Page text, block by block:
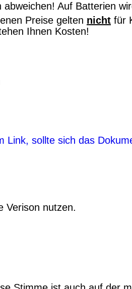
Auf Batterien
Preise gelten nicht für
Ihnen Kosten!
sollte sich das
Verison nutzen.